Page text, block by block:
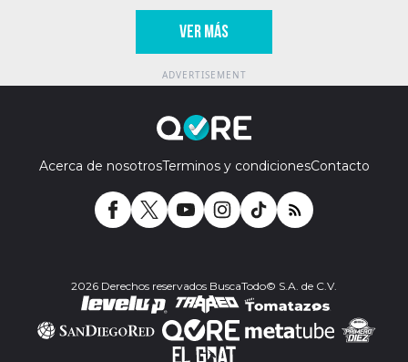
VER MÁS
Acerca de nosotrosTerminos y condicionesContacto
2026 Derechos reservados BuscaTodo© S.A. de C.V.